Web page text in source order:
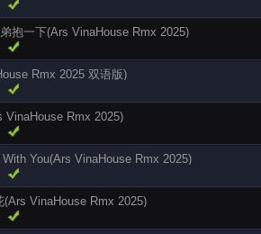
抱一下(Ars VinaHouse Rmx 2025)
Rmx 2025 双语版)
VinaHouse Rmx 2025)
You(Ars VinaHouse Rmx 2025)
VinaHouse Rmx 2025)